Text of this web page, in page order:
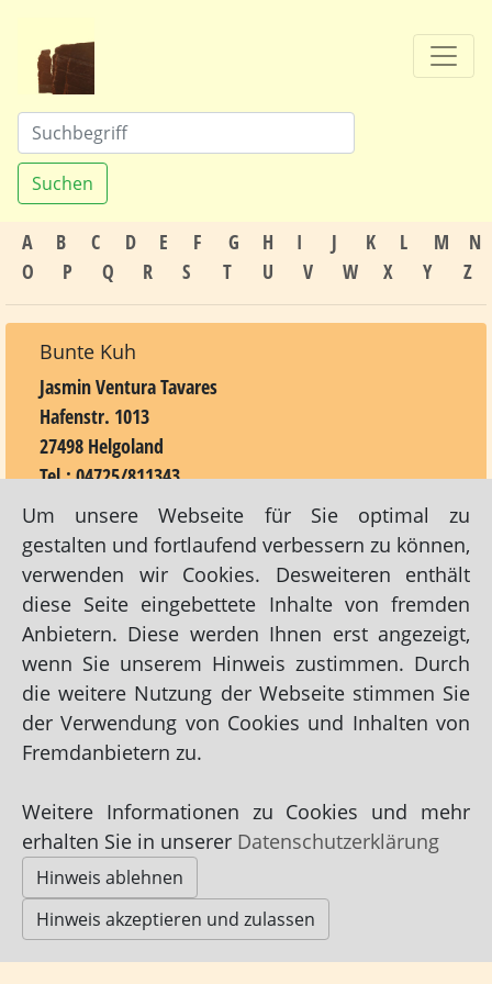
Suchen
A B C D E F G H I J K L M
N
O
P Q R S T U V W X Y Z
Bunte Kuh
Jasmin Ventura Tavares
Hafenstr. 1013
27498 Helgoland
Tel.: 04725/811343
Fax: 04725/811344
info@buntekuh-helgoland.de
https://www.buntekuh-helgoland.de
auf Facebook
Impressum|Datenschutz
© Helgoland24 2015-2026
Um unsere Webseite für Sie optimal zu
gestalten und fortlaufend verbessern zu können,
verwenden wir Cookies. Desweiteren enthält
diese Seite eingebettete Inhalte von fremden
Anbietern. Diese werden Ihnen erst angezeigt,
wenn Sie unserem Hinweis zustimmen. Durch
die weitere Nutzung der Webseite stimmen Sie
der Verwendung von Cookies und Inhalten von
Fremdanbietern zu.
Weitere Informationen zu Cookies und mehr
erhalten Sie in unserer Datenschutzerklärung
Hinweis ablehnen
Hinweis akzeptieren und zulassen